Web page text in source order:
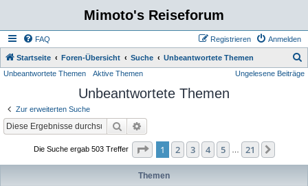
Mimoto's Reiseforum
FAQ Anmelden
Registrieren
Startseite Foren-Übersicht Suche Unbeantwortete Themen
u
Unbeantwortete Themen Aktive Themen Ungelesene Beiträge
Unbeantwortete Themen
Zur erweiterten Suche
Suche
Die Suche ergab 503 Treffer Seite 1von 21
1 2 3 4 5 21
Themen